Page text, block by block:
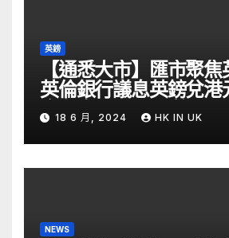
英鎊
【通悉大市】匯市聚
英倫銀行議息英鎊兌港
金留意 – Now 財經
18 6 月, 2024 HK IN UK
NEWS